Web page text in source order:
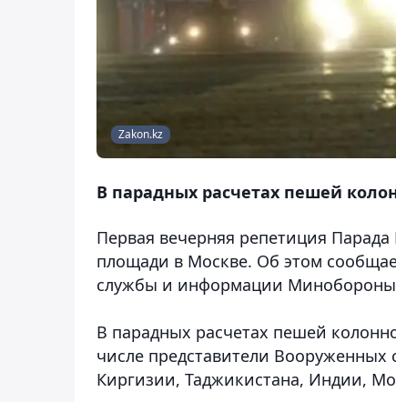
Zakon.kz
В парадных расчетах пешей
Первая вечерняя репетиция
площади в Москве. Об этом
службы и информации Минобороны
В парадных расчетах пешей
числе представители
Киргизии, Таджикистана, Индии,